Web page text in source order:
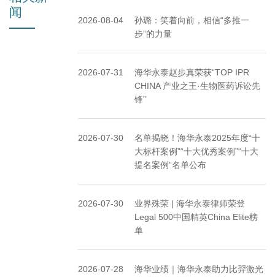
闻
2026-08-04
孙璐：笑着向前，相信“多推一
步”的力量
2026-07-31
海华永泰赵步真荣获“TOP IPR
CHINA 产业之王·生物医药诉讼先
锋”
2026-07-30
名单揭晓！海华永泰2025年度“十
大标杆案例”“十大优秀案例”“十大
提名案例”名单公布
2026-07-30
业界殊荣 | 海华永泰律师荣登
Legal 500中国精英China Elite榜
单
2026-07-28
海华业绩｜海华永泰助力比羿激光